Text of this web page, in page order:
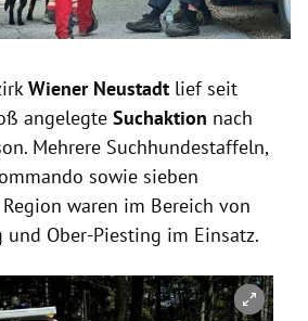
Wiener Neustadt lief seit
angelegte Suchaktion nach
Mehrere Suchhundestaffeln,
sowie sieben
waren im Bereich von
und Ober-Piesting im Einsatz.
öffnen/schließen